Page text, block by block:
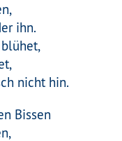
ihn.
nicht hin.
Bissen